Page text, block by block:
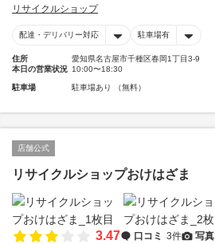
リサイクルショップ
配達・デリバリー対応 駐車場有
住所
愛知県名古屋市千種区春岡1丁目3-9
本日の営業状況 10:00〜18:30
駐車場 駐車場あり （無料）
店舗公式
リサイクルショップおけはざま
3.47 口コミ 3件 写真